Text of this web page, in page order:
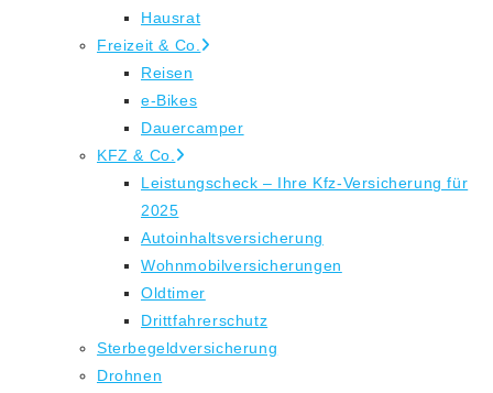
Hausrat
Freizeit & Co.
Reisen
e-Bikes
Dauercamper
KFZ & Co.
Leistungscheck – Ihre Kfz-Versicherung für
2025
Autoinhaltsversicherung
Wohnmobilversicherungen
Oldtimer
Drittfahrerschutz
Sterbegeldversicherung
Drohnen